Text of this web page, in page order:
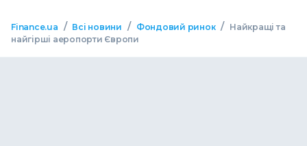
Finance.ua / Всі новини / Фондовий ринок / Найкращі та
найгірші аеропорти Європи